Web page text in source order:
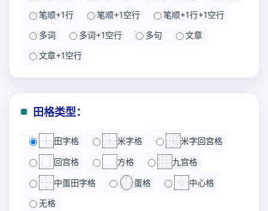
笔顺+1行
笔顺+1空行
笔顺+1行+1空行
多词
多词+1空行 多句
文章
文章+1空行
田格类型：
田字格 米字格 米字回宫格
回宫格 方格 九宫格
中蛋田字格 蛋格 中心格
无格